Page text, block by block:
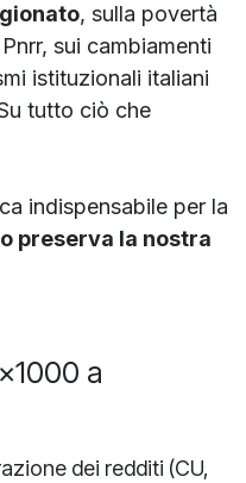
, sulla povertà
sui cambiamenti
istituzionali italiani
tutto ciò che
indispensabile per la
preserva la nostra
a
dei redditi (CU,